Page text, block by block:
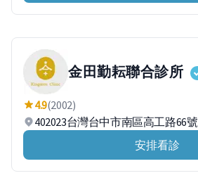
金田勤耘聯合診所
4.9(2002)
402023台灣台中市南區高工路66號
安排看診